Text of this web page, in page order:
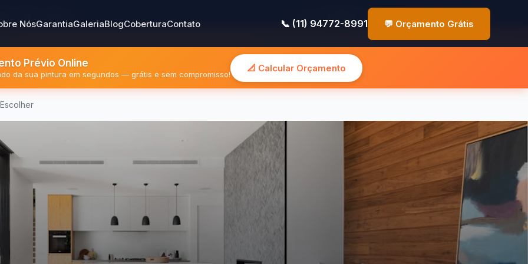
✉️ contato@pinturasp.com.br 📞 (11) 94772-8991
NósGarantiaGaleriaBlogCoberturaContato 📞 (11) 94772-8991 💬 Orçamento Grátis
Prévio Online
da sua pintura em segundos — grátis e sem compromisso!
📐 Calcular Orçamento